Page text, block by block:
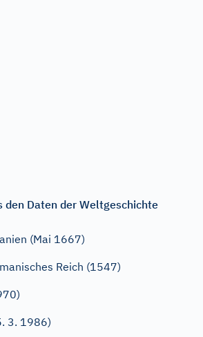
Daten der Weltgeschichte
(Mai 1667)
Reich (1547)
3. 1986)